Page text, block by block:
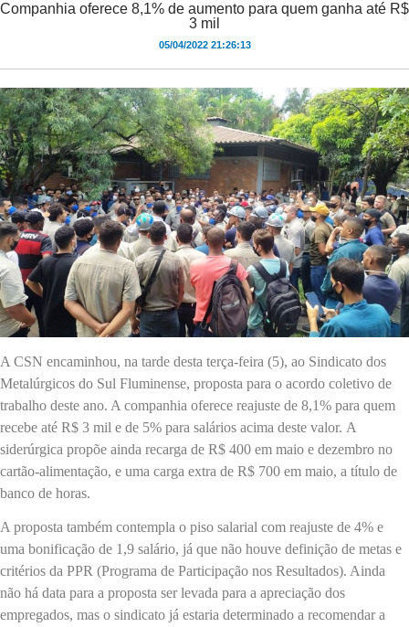
Companhia oferece 8,1% de aumento para quem ganha até R$
3 mil
05/04/2022 21:26:13
A CSN encaminhou, na tarde desta terça-feira (5), ao Sindicato dos
Metalúrgicos do Sul Fluminense, proposta para o acordo coletivo de
trabalho deste ano. A companhia oferece reajuste de 8,1% para quem
recebe até R$ 3 mil e de 5% para salários acima deste valor. A
siderúrgica propõe ainda recarga de R$ 400 em maio e dezembro no
cartão-alimentação, e uma carga extra de R$ 700 em maio, a título de
banco de horas.
A proposta também contempla o piso salarial com reajuste de 4% e
uma bonificação de 1,9 salário, já que não houve definição de metas e
critérios da PPR (Programa de Participação nos Resultados). Ainda
não há data para a proposta ser levada para a apreciação dos
empregados, mas o sindicato já estaria determinado a recomendar a